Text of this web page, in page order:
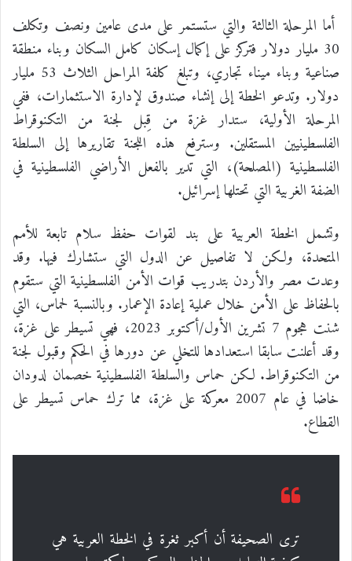
أما المرحلة الثالثة والتي ستستمر على مدى عامين ونصف وتكلف
30 مليار دولار فتركز على إكمال إسكان كامل السكان وبناء منطقة
صناعية وبناء ميناء تجاري، وتبلغ كلفة المراحل الثلاث 53 مليار
دولار. وتدعو الخطة إلى إنشاء صندوق لإدارة الاستثمارات، ففي
المرحلة الأولية، ستدار غزة من قِبل لجنة من التكنوقراط
الفلسطينيين المستقلين. وسترفع هذه اللجنة تقاريرها إلى السلطة
الفلسطينية (المصلحة)، التي تدير بالفعل الأراضي الفلسطينية في
الضفة الغربية التي تحتلها إسرائيل.
وتشمل الخطة العربية على بند لقوات حفظ سلام تابعة للأمم
المتحدة، ولكن لا تفاصيل عن الدول التي ستشارك فيها. وقد
وعدت مصر والأردن بتدريب قوات الأمن الفلسطينية التي ستقوم
بالحفاظ على الأمن خلال عملية إعادة الإعمار. وبالنسبة لحماس، التي
شنت هجوم 7 تشرين الأول/أكتوبر 2023، فهي تسيطر على غزة،
وقد أعلنت سابقا استعدادها للتخلي عن دورها في الحكم وقبول لجنة
من التكنوقراط. لكن حماس والسلطة الفلسطينية خصمان لدودان
خاضا في عام 2007 معركة على غزة، مما ترك حماس تسيطر على
القطاع.
ترى الصحيفة أن أكبر ثغرة في الخطة العربية هي